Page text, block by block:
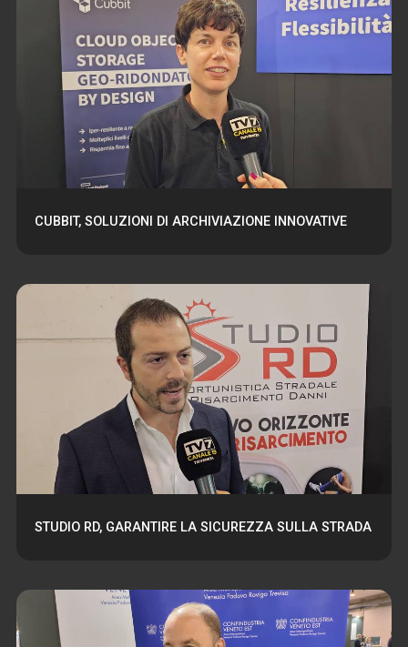
CUBBIT, SOLUZIONI DI ARCHIVIAZIONE INNOVATIVE
STUDIO RD, GARANTIRE LA SICUREZZA SULLA STRADA